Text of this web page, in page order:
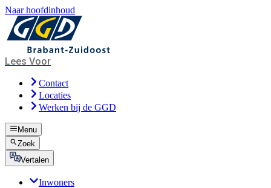
Naar hoofdinhoud
Lees Voor
Contact
Locaties
Werken bij de GGD
Menu
Zoek
Vertalen
Inwoners